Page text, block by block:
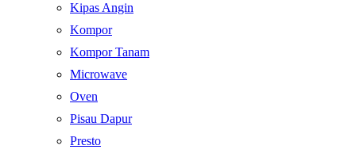
Kipas Angin
Kompor
Kompor Tanam
Microwave
Oven
Pisau Dapur
Presto